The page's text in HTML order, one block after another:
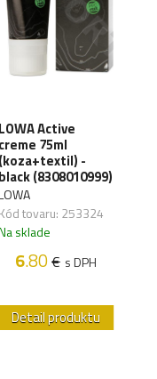
LOWA Active
creme 75ml
(koza+textil) -
black (8308010999)
Kód tovaru: 253324
sklade
6.80€ s DPH
Detail produktu